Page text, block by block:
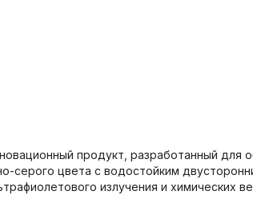
продукт, разработанный для
серого цвета с водостойким
излучения и химических